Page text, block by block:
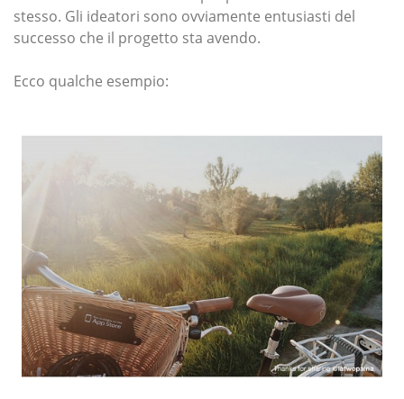
stesso. Gli ideatori sono ovviamente entusiasti del
successo che il progetto sta avendo.
Ecco qualche esempio: